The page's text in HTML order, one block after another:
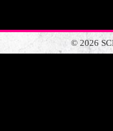
© 2026